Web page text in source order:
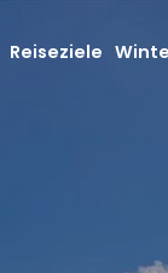
Reiseziele